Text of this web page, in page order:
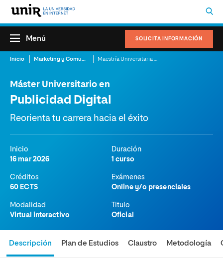
SOLICITA INFORMACIÓN
Menú
Inicio Marketing y Comunicación
Máster Universitario en
Publicidad Digital
Reorienta tu carrera hacia el éxito
Inicio
16 mar 2026
Duración
1 curso
Créditos
60 ECTS
Exámenes
Online y/o presenciales
Modalidad
Virtual interactivo
Titulo
Oficial
Descripción Plan de Estudios Claustro Metodología